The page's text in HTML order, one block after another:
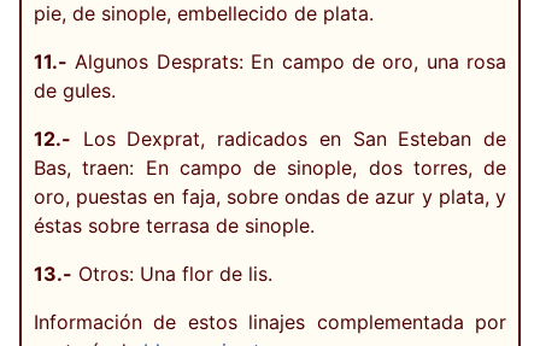
pie, de sinople, embellecido de plata.
11.- Algunos Desprats: En campo de oro, una rosa
de gules.
12.- Los Dexprat, radicados en San Esteban de
Bas, traen: En campo de sinople, dos torres, de
oro, puestas en faja, sobre ondas de azur y plata, y
éstas sobre terrasa de sinople.
13.- Otros: Una flor de lis.
Información de estos linajes complementada por